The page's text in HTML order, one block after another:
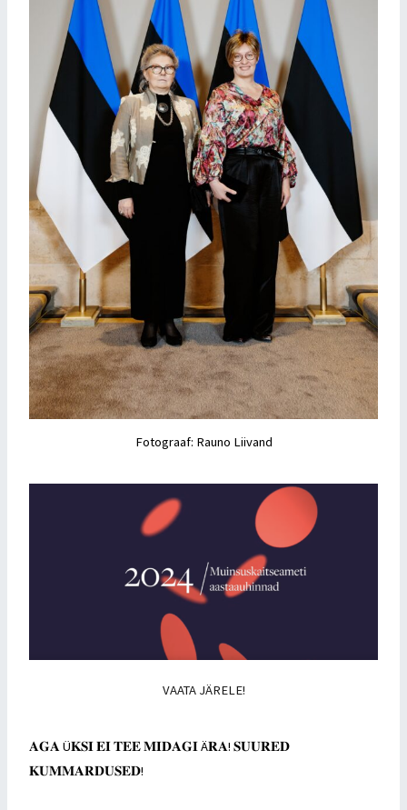
Fotograaf: Rauno Liivand
VAATA JÄRELE!
𝐀𝐆𝐀 Ü𝐊𝐒𝐈 𝐄𝐈 𝐓𝐄𝐄 𝐌𝐈𝐃𝐀𝐆𝐈 Ä𝐑𝐀! 𝐒𝐔𝐔𝐑𝐄𝐃
𝐊𝐔𝐌𝐌𝐀𝐑𝐃𝐔𝐒𝐄𝐃!